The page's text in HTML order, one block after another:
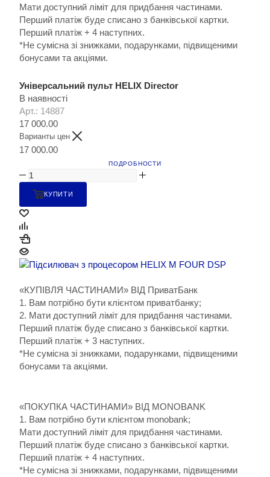
Мати доступний ліміт для придбання частинами.
Перший платіж буде списано з банківської картки.
Перший платіж + 4 наступних.
*Не сумісна зі знижками, подарунками, підвищеними
бонусами та акціями.
Універсальний пульт HELIX Director
В наявності
Арт.: 14887
17 000.00
Варианты цен
17 000.00
ПОДРОБНОСТИ
КУПИТИ
«КУПІВЛЯ ЧАСТИНАМИ» ВІД ПриватБанк
1. Вам потрібно бути клієнтом приватбанку;
2. Мати доступний ліміт для придбання частинами.
Перший платіж буде списано з банківської картки.
Перший платіж + 3 наступних.
*Не сумісна зі знижками, подарунками, підвищеними
бонусами та акціями.
«ПОКУПКА ЧАСТИНАМИ» ВІД MONOBANK
1. Вам потрібно бути клієнтом monobank;
Мати доступний ліміт для придбання частинами.
Перший платіж буде списано з банківської картки.
Перший платіж + 4 наступних.
*Не сумісна зі знижками, подарунками, підвищеними